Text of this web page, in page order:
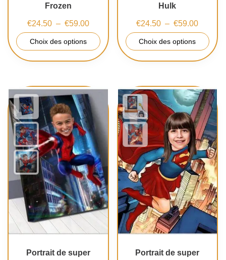
Frozen
€24.50 – €59.00
Choix des options
Hulk
€24.50 – €59.00
Choix des options
Portrait de super
Portrait de super